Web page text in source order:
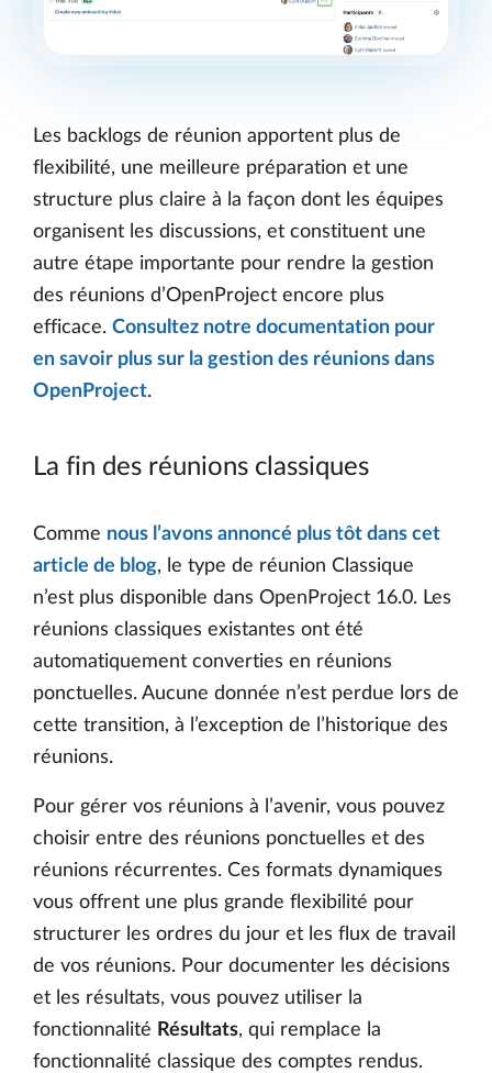
Les backlogs de réunion apportent plus de
flexibilité, une meilleure préparation et une
structure plus claire à la façon dont les équipes
organisent les discussions, et constituent une
autre étape importante pour rendre la gestion
des réunions d’OpenProject encore plus
efficace. Consultez notre documentation pour
en savoir plus sur la gestion des réunions dans
OpenProject.
La fin des réunions classiques
Comme nous l’avons annoncé plus tôt dans cet
article de blog, le type de réunion Classique
n’est plus disponible dans OpenProject 16.0. Les
réunions classiques existantes ont été
automatiquement converties en réunions
ponctuelles. Aucune donnée n’est perdue lors de
cette transition, à l’exception de l’historique des
réunions.
Pour gérer vos réunions à l’avenir, vous pouvez
choisir entre des réunions ponctuelles et des
réunions récurrentes. Ces formats dynamiques
vous offrent une plus grande flexibilité pour
structurer les ordres du jour et les flux de travail
de vos réunions. Pour documenter les décisions
et les résultats, vous pouvez utiliser la
fonctionnalité Résultats, qui remplace la
fonctionnalité classique des comptes rendus.